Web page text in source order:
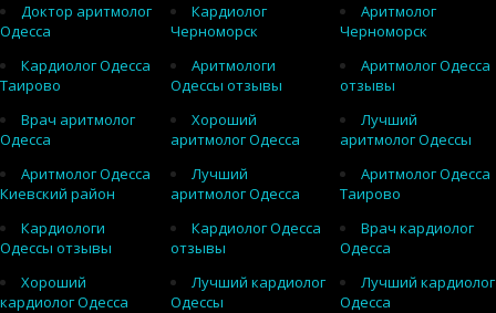
Доктор аритмолог
Одесса
Кардиолог
Черноморск
Аритмолог
Черноморск
Кардиолог Одесса
Таирово
Аритмологи
Одессы отзывы
Аритмолог Одесса
отзывы
Врач аритмолог
Одесса
Хороший
аритмолог Одесса
Лучший
аритмолог Одессы
Аритмолог Одесса
Киевский район
Лучший
аритмолог Одесса
Аритмолог Одесса
Таирово
Кардиологи
Одессы отзывы
Кардиолог Одесса
отзывы
Врач кардиолог
Одесса
Хороший
кардиолог Одесса
Лучший кардиолог
Одессы
Лучший кардиолог
Одесса